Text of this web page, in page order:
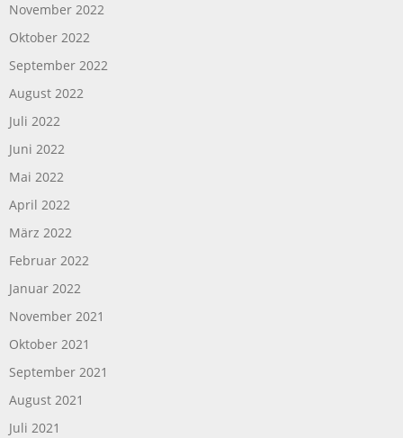
November 2022
Oktober 2022
September 2022
August 2022
Juli 2022
Juni 2022
Mai 2022
April 2022
März 2022
Februar 2022
Januar 2022
November 2021
Oktober 2021
September 2021
August 2021
Juli 2021